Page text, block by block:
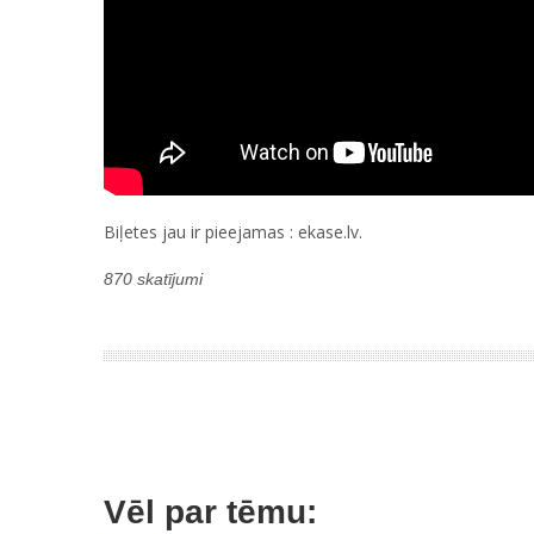
Biļetes jau ir pieejamas : ekase.lv.
870 skatījumi
Vēl par tēmu: